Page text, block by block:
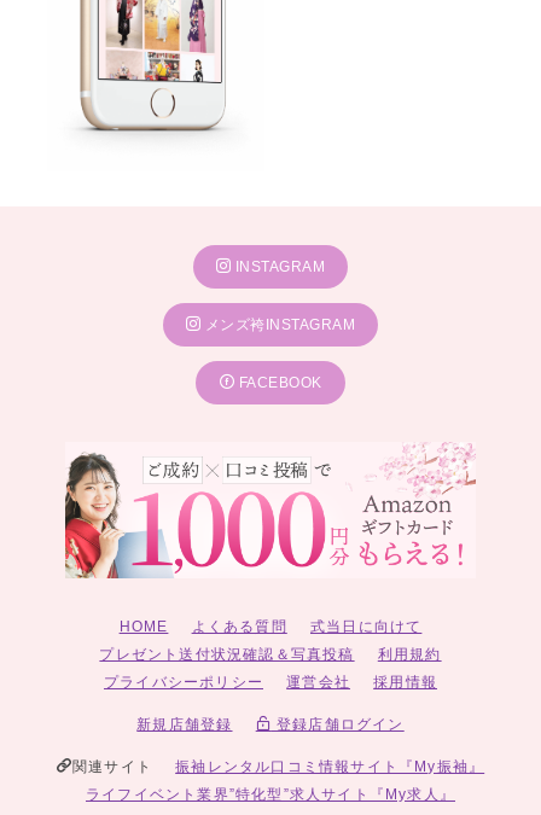
INSTAGRAM
メンズ袴INSTAGRAM
FACEBOOK
HOME よくある質問
式当日に向けて
プレゼント送付状況確認＆写真投稿
利用規約
プライバシーポリシー
運営会社 採用情報
新規店舗登録 登録店舗ログイン
関連サイト
振袖レンタル口コミ情報サイト『My振袖』
ライフイベント業界”特化型”求人サイト『My求人』